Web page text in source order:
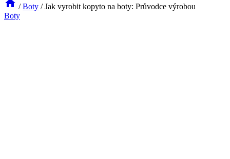
/ Boty / Jak vyrobit kopyto na boty: Průvodce výrobou
Boty